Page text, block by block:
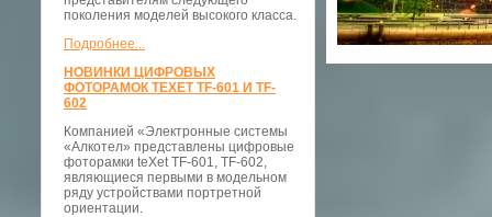
поколения моделей высокого класса.
Подробнее...
НОВИНКИ ЦИФРОВЫХ
ФОТОРАМОК TEXET TF-601 И TF-
602
Компанией «Электронные системы
«Алкотел» представлены цифровые
фоторамки teXet TF-601, TF-602,
являющиеся первыми в модельном
ряду устройствами портретной
ориентации.